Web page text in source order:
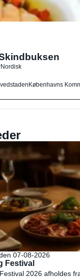
Nordisk
Københavns
07-08-2026
Festival
2026 afholdes